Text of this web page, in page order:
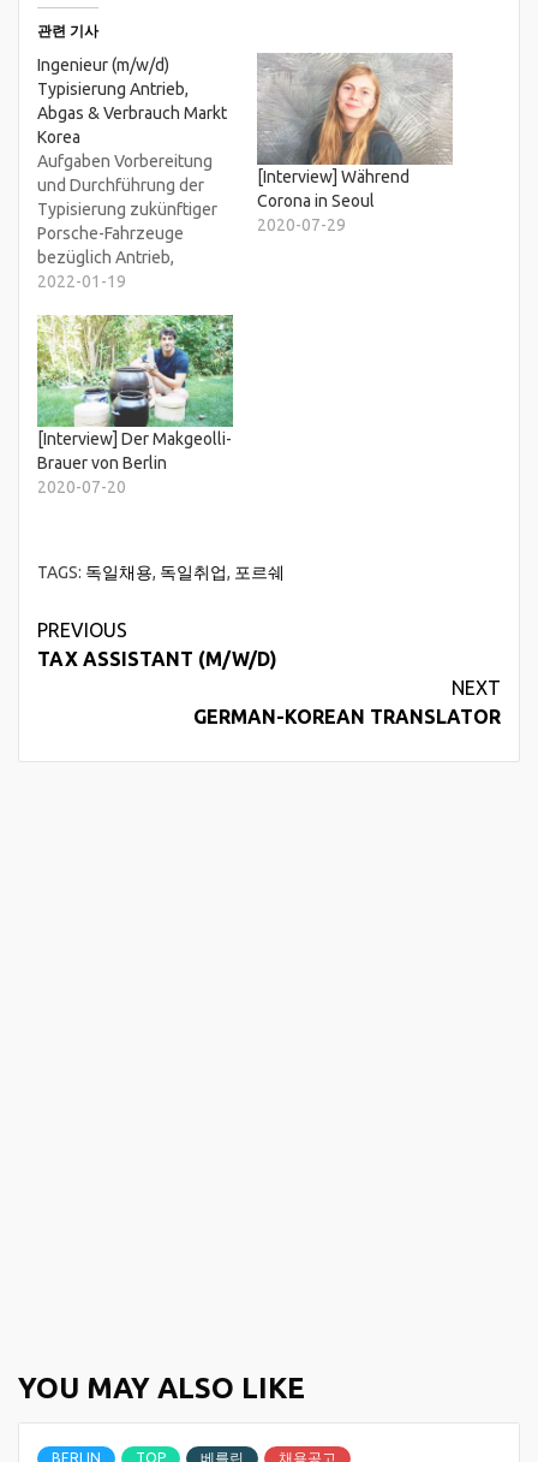
관련 기사
Ingenieur (m/w/d)
Typisierung Antrieb,
Abgas & Verbrauch Markt
Korea
Aufgaben Vorbereitung
und Durchführung der
Typisierung zukünftiger
Porsche-Fahrzeuge
bezüglich Antrieb,
Reichweite, Abgas,
der termingerechten
Erlangung der
erforderlichen
weltweiten
Genehmigungen
(spezifisch für den Markt
Korea) und
Ansprechpartner für die
Tochtergesellschaften
MärktenVorbereitung,
Durchführung und
behördengerechte
Typisierungsmessungen
den Versuchsbereichen,
2022-01-19
[Interview] Während
Corona in Seoul
2020-07-29
[Interview] Der Makgeolli-
Brauer von Berlin
2020-07-20
TAGS: 독일채용, 독일취업, 포르쉐
Continue
Reading
PREVIOUS
TAX ASSISTANT (M/W/D)
NEXT
GERMAN-KOREAN TRANSLATOR
YOU MAY ALSO LIKE
BERLIN TOP 베를린 채용공고